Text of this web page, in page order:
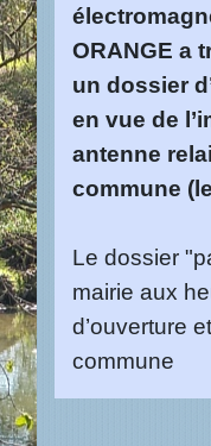
ORANGE a
un dossier
en vue de
antenne
commune
Le dossier
mairie aux
d’ouverture
commune